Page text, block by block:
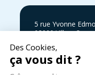
5 rue Yvonne
08000 Villers-
03 24 52 05 87
infos@cycles-